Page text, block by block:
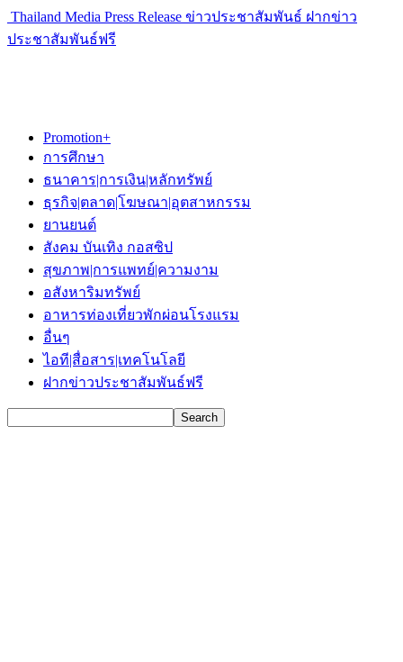
Thailand Media Press Release ข่าวประชาสัมพันธ์ ฝากข่าว
ประชาสัมพันธ์ฟรี
Promotion+
การศึกษา
ธนาคาร|การเงิน|หลักทรัพย์
ธุรกิจ|ตลาด|โฆษณา|อุตสาหกรรม
ยานยนต์
สังคม บันเทิง กอสซิป
สุขภาพ|การแพทย์|ความงาม
อสังหาริมทรัพย์
อาหารท่องเที่ยวพักผ่อนโรงแรม
อื่นๆ
ไอที|สื่อสาร|เทคโนโลยี
ฝากข่าวประชาสัมพันธ์ฟรี